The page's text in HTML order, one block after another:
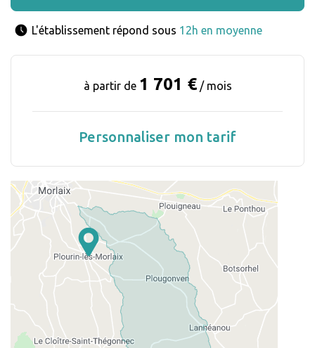
L'établissement répond sous 12h en moyenne
à partir de 1 701 €/ mois
Personnaliser mon tarif